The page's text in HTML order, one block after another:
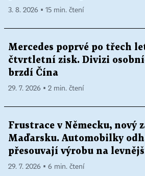
3. 8. 2026 ▪ 15 min. čtení
Mercedes poprvé po třech
čtvrtletní zisk. Divizi
brzdí Čína
29. 7. 2026 ▪ 2 min. čtení
Frustrace v Německu, nový
Maďarsku. Automobilky
přesouvají výrobu na
29. 7. 2026 ▪ 6 min. čtení